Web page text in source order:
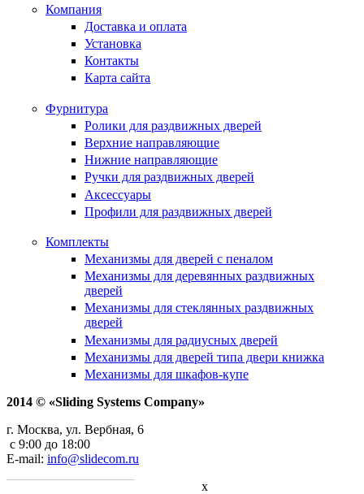
Компания
Доставка и оплата
Установка
Контакты
Карта сайта
Фурнитура
Ролики для раздвижных дверей
Верхние направляющие
Нижние направляющие
Ручки для раздвижных дверей
Аксессуары
Профили для раздвижных дверей
Комплекты
Механизмы для дверей с пеналом
Механизмы для деревянных раздвижных
дверей
Механизмы для стеклянных раздвижных
дверей
Механизмы для радиусных дверей
Механизмы для дверей типа двери книжка
Механизмы для шкафов-купе
2014 © «Sliding Systems Company»
г. Москва, ул. Вербная, 6
с 9:00 до 18:00
E-mail: info@slidecom.ru
x